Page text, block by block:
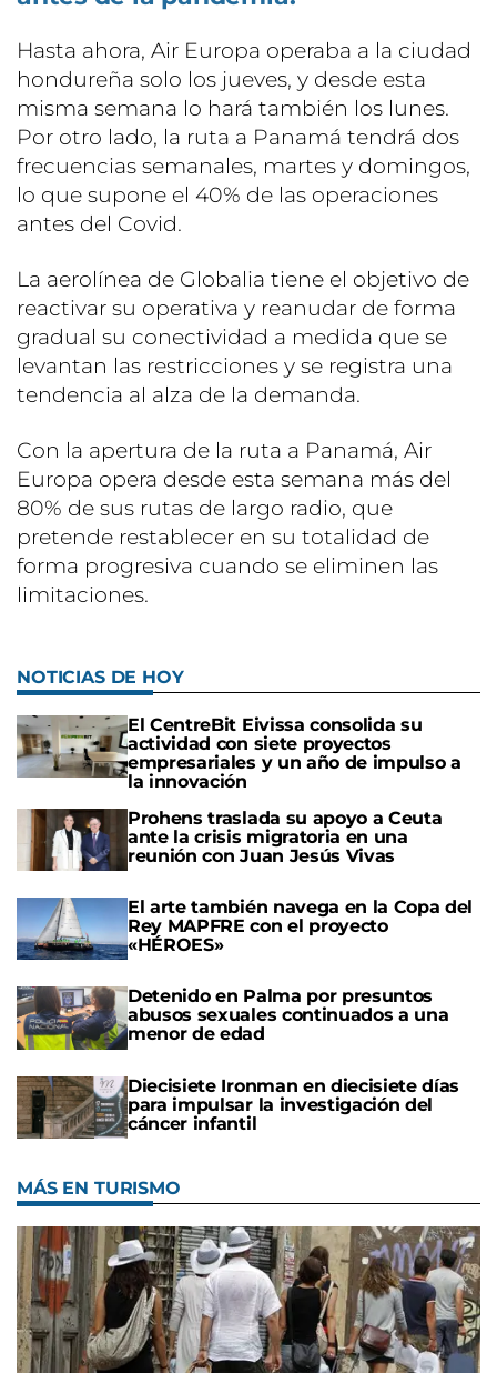
Hasta ahora, Air Europa operaba a la ciudad
hondureña solo los jueves, y desde esta
misma semana lo hará también los lunes.
Por otro lado, la ruta a Panamá tendrá dos
frecuencias semanales, martes y domingos,
lo que supone el 40% de las operaciones
antes del Covid.
La aerolínea de Globalia tiene el objetivo de
reactivar su operativa y reanudar de forma
gradual su conectividad a medida que se
levantan las restricciones y se registra una
tendencia al alza de la demanda.
Con la apertura de la ruta a Panamá, Air
Europa opera desde esta semana más del
80% de sus rutas de largo radio, que
pretende restablecer en su totalidad de
forma progresiva cuando se eliminen las
limitaciones.
NOTICIAS DE HOY
El CentreBit Eivissa consolida su
actividad con siete proyectos
empresariales y un año de impulso a
la innovación
Prohens traslada su apoyo a Ceuta
ante la crisis migratoria en una
reunión con Juan Jesús Vivas
El arte también navega en la Copa del
Rey MAPFRE con el proyecto
«HÉROES»
Detenido en Palma por presuntos
abusos sexuales continuados a una
menor de edad
Diecisiete Ironman en diecisiete días
para impulsar la investigación del
cáncer infantil
MÁS EN TURISMO